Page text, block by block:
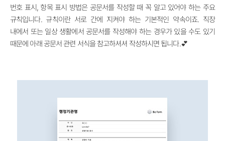
번호 표시, 항목 표시 방법은 공문서를 작성할 때 꼭 알고 있어야 하는 주요
규칙입니다. 규칙이란 서로 간에 지켜야 하는 기본적인 약속이죠. 직장
내에서 또는 일상 생활에서 공문서를 작성해야 하는 경우가 있을 수도 있기
때문에 아래 공문서 관련 서식을 참고하셔셔 작성하시면 됩니다.💕